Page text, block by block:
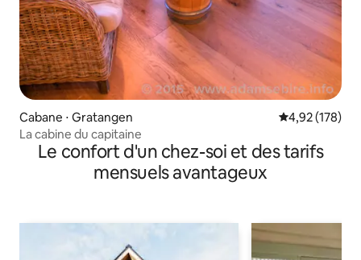
Cabane ⋅ Gratangen Évaluation
4,92 (178)
La cabine du capitaine
Le confort d'un chez-soi et des tarifs
mensuels avantageux